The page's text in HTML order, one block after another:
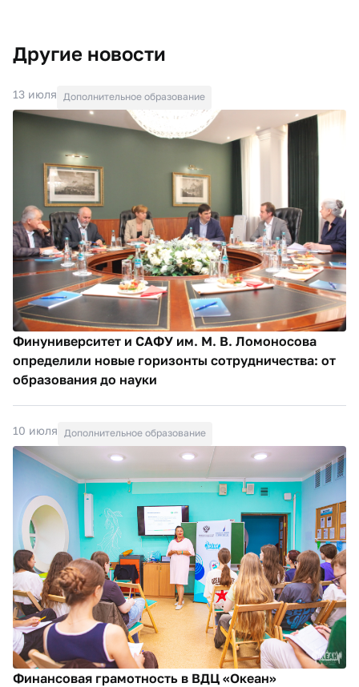
Другие новости
13 июля Дополнительное образование
Финуниверситет и САФУ им. М. В. Ломоносова
определили новые горизонты сотрудничества: от
образования до науки
10 июля Дополнительное образование
Финансовая грамотность в ВДЦ «Океан»